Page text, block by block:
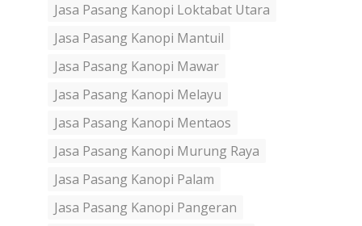
Jasa Pasang Kanopi Loktabat Utara
Jasa Pasang Kanopi Mantuil
Jasa Pasang Kanopi Mawar
Jasa Pasang Kanopi Melayu
Jasa Pasang Kanopi Mentaos
Jasa Pasang Kanopi Murung Raya
Jasa Pasang Kanopi Palam
Jasa Pasang Kanopi Pangeran